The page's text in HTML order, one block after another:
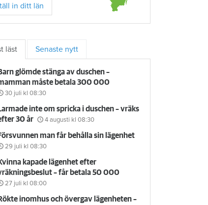
in ditt län
läst Senaste nytt
glömde stänga av duschen –
måste betala 300 000
30 juli kl 08:30
inte om spricka i duschen – vräks
30 år
4 augusti kl 08:30
man får behålla sin lägenhet
29 juli kl 08:30
kapade lägenhet efter
– får betala 50 000
27 juli kl 08:00
inomhus och övergav lägenheten –